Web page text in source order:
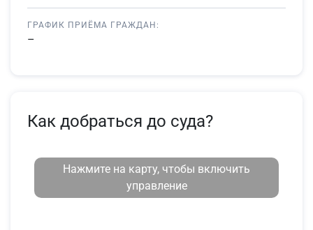
ГРАФИК ПРИЁМА ГРАЖДАН:
–
Как добраться до суда?
Нажмите на карту, чтобы включить
управление